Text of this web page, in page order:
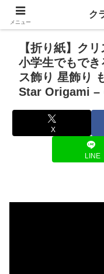
【折り紙】ク
小学生でもで
ス飾り 星飾り
Star Origami –
X
LINE
メニュー
ク